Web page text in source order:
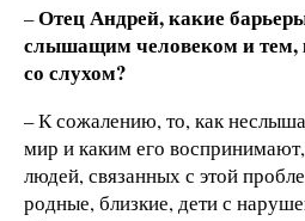
–Отец Андрей, какие
слышащим человеком и тем,
со слухом?
– К сожалению, то, как
мир и каким его воспринимают,
людей, связанных с этой
родные, близкие, дети с